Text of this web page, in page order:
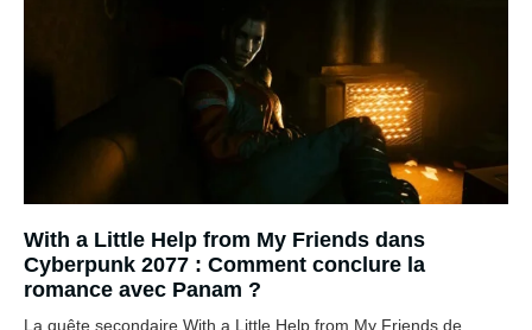
With a Little Help from My Friends dans
Cyberpunk 2077 : Comment conclure la
romance avec Panam ?
La quête secondaire With a Little Help from My Friends de